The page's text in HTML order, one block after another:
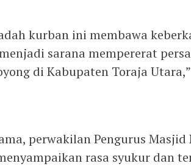
kurban ini membawa
sarana mempererat
di Kabupaten Toraja
perwakilan Pengurus
rasa syukur dan